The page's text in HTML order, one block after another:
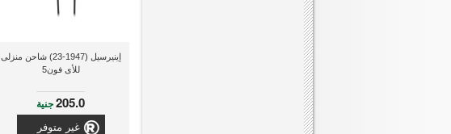
إينيرسيل (1947-23) شاحن منزلى
للأى فون5
205.0جنية
غير متوفر